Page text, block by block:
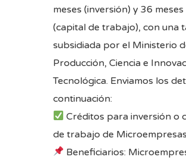
meses (inversión) y 36 meses
(capital de trabajo), con una
subsidiada por el Ministerio
Producción, Ciencia e
Tecnológica. Enviamos los
continuación:
Créditos para inversión o
de trabajo de Microempresas
Beneficiarios: